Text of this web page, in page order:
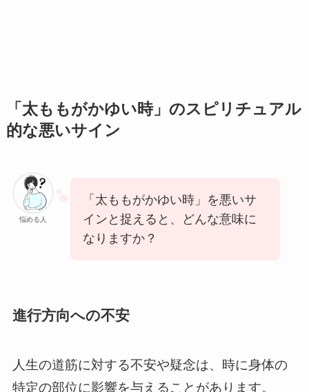
「太ももがかゆい時」のスピリチュアル
的な悪いサイン
悩める人
「太ももがかゆい時」を悪いサ
インと捉えると、どんな意味に
なりますか？
進行方向への不安
人生の道筋に対する不安や疑念は、時に身体の
特定の部位に影響を与えることがあります。